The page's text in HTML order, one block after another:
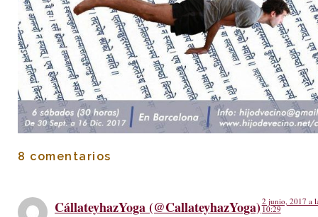
8 comentarios
CállateyhazYoga (@CallateyhazYoga)2 junio, 2017 a
10:29